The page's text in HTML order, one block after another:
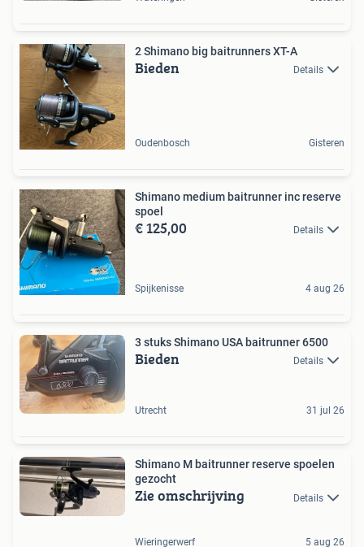
2 Shimano big baitrunners XT-A
Bieden Details
Oudenbosch Gisteren
Shimano medium baitrunner inc reserve
spoel
€ 125,00 Details
Spijkenisse 4 aug 26
3 stuks Shimano USA baitrunner 6500
Bieden Details
Utrecht 31 jul 26
Shimano M baitrunner reserve spoelen
gezocht
Zie omschrijving Details
Wieringerwerf 5 aug 26